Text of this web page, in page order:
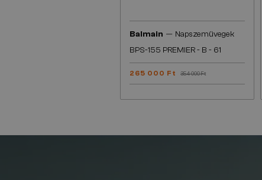
Balmain — Napszemüvegek
BPS-155 PREMIER - B - 61
265 000 Ft 354 000 Ft